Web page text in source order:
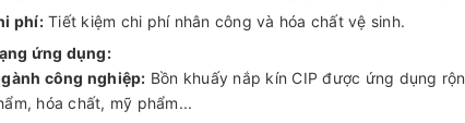
phí:Tiết kiệm chi phí nhân công và hóa chất vệ sinh.
ứng dụng:
công nghiệp: Bồn khuấy nắp kín CIP được ứng dụng
hóa chất, mỹ phẩm...